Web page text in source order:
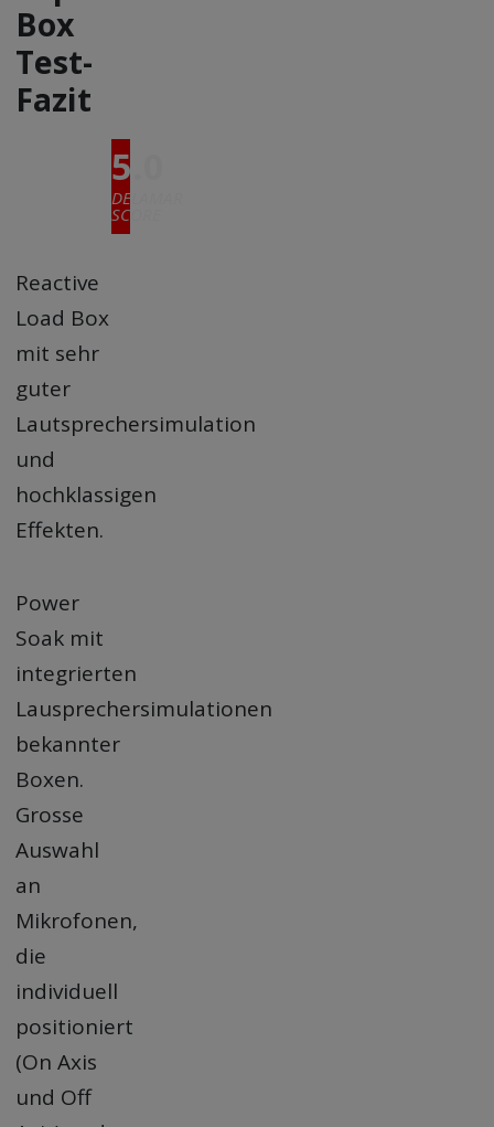
Box
Test-
Fazit
5.0
DELAMAR
SCORE
Reactive
Load Box
mit sehr
guter
Lautsprechersimulation
und
hochklassigen
Effekten.
Power
Soak mit
integrierten
Lausprechersimulationen
bekannter
Boxen.
Grosse
Auswahl
an
Mikrofonen,
die
individuell
positioniert
(On Axis
und Off